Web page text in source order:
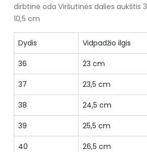
dirbtinė oda Viršutinės dalies aukštis
10,5 cm
Dydis Vidpadžio ilgis
36 23 cm
37 23,5 cm
38 24,5 cm
39 25,5 cm
40 26,5 cm